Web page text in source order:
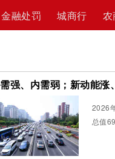
金融处罚 城商行
强、内需弱；新动能
2026年
总值